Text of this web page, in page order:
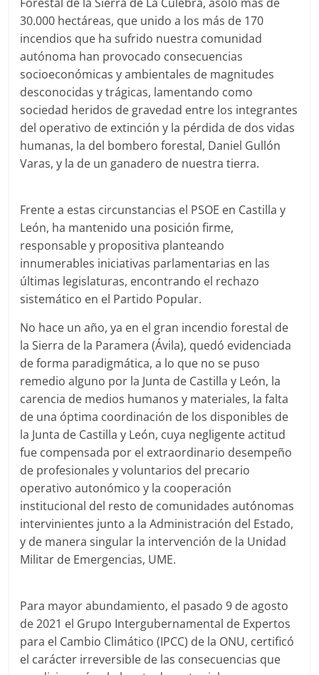
30.000 hectáreas, que unido a los más de 170
incendios que ha sufrido nuestra comunidad
autónoma han provocado consecuencias
socioeconómicas y ambientales de magnitudes
desconocidas y trágicas, lamentando como
sociedad heridos de gravedad entre los integrantes
del operativo de extinción y la pérdida de dos vidas
humanas, la del bombero forestal, Daniel Gullón
Varas, y la de un ganadero de nuestra tierra.
Frente a estas circunstancias el PSOE en Castilla y
León, ha mantenido una posición firme,
responsable y propositiva planteando
innumerables iniciativas parlamentarias en las
últimas legislaturas, encontrando el rechazo
sistemático en el Partido Popular.
No hace un año, ya en el gran incendio forestal de
la Sierra de la Paramera (Ávila), quedó evidenciada
de forma paradigmática, a lo que no se puso
remedio alguno por la Junta de Castilla y León, la
carencia de medios humanos y materiales, la falta
de una óptima coordinación de los disponibles de
la Junta de Castilla y León, cuya negligente actitud
fue compensada por el extraordinario desempeño
de profesionales y voluntarios del precario
operativo autonómico y la cooperación
institucional del resto de comunidades autónomas
intervinientes junto a la Administración del Estado,
y de manera singular la intervención de la Unidad
Militar de Emergencias, UME.
Para mayor abundamiento, el pasado 9 de agosto
de 2021 el Grupo Intergubernamental de Expertos
para el Cambio Climático (IPCC) de la ONU, certificó
el carácter irreversible de las consecuencias que